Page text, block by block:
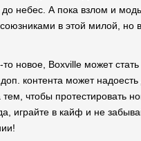
небес. А пока взлом и
в этой милой, но
новое, Boxville может
контента может
чтобы протестировать
играйте в кайф и не